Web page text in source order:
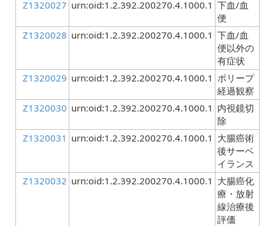
Z1320027 urn:oid:1.2.392.200270.4.1000.1 下血/血
便
Z1320028 urn:oid:1.2.392.200270.4.1000.1 下血/血
便以外の
有症状
Z1320029 urn:oid:1.2.392.200270.4.1000.1 ポリープ
経過観察
Z1320030 urn:oid:1.2.392.200270.4.1000.1 内視鏡切
除
Z1320031 urn:oid:1.2.392.200270.4.1000.1 大腸癌術
後サーベ
イランス
Z1320032 urn:oid:1.2.392.200270.4.1000.1 大腸癌化
療・放射
線治療後
評価